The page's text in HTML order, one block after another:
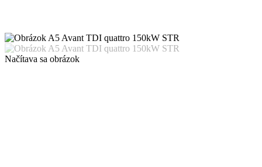
Načítava sa obrázok